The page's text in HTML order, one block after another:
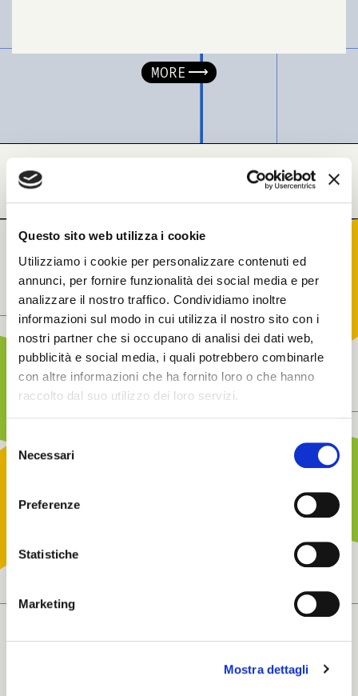
Questo sito web utilizza i cookie
Utilizziamo i cookie per personalizzare contenuti ed
annunci, per fornire funzionalità dei social media e per
analizzare il nostro traffico. Condividiamo inoltre
informazioni sul modo in cui utilizza il nostro sito con i
nostri partner che si occupano di analisi dei dati web,
pubblicità e social media, i quali potrebbero combinarle
con altre informazioni che ha fornito loro o che hanno
raccolto dal suo utilizzo dei loro servizi.
Selezione
delNecessari
Preferenze
Statistiche
Marketing
Mostra dettagli
MORE
SEARCH ENGINE
OUR SPACE